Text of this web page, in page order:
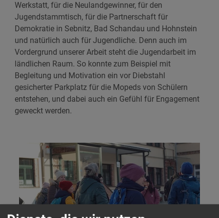
Werkstatt, für die Neulandgewinner, für den
Jugendstammtisch, für die Partnerschaft für
Demokratie in Sebnitz, Bad Schandau und Hohnstein
und natürlich auch für Jugendliche. Denn auch im
Vordergrund unserer Arbeit steht die Jugendarbeit im
ländlichen Raum. So konnte zum Beispiel mit
Begleitung und Motivation ein vor Diebstahl
gesicherter Parkplatz für die Mopeds von Schülern
entstehen, und dabei auch ein Gefühl für Engagement
geweckt werden.